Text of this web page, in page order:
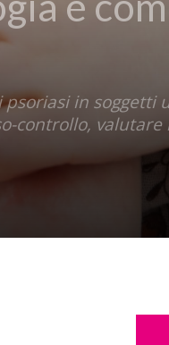
in soggetti
controllo,